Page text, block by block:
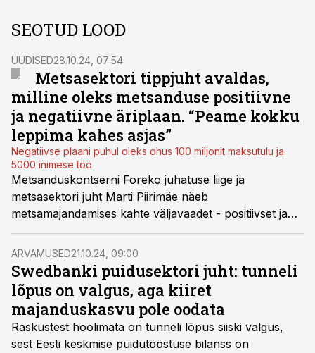
SEOTUD LOOD
UUDISED28.10.24, 07:54
Metsasektori tippjuht avaldas,
milline oleks metsanduse positiivne
ja negatiivne äriplaan. “Peame kokku
leppima kahes asjas”
Negatiivse plaani puhul oleks ohus 100 miljonit maksutulu ja
5000 inimese töö
Metsanduskontserni Foreko juhatuse liige ja
metsasektori juht Marti Piirimäe näeb
metsamajandamises kahte väljavaadet - positiivset ja
negatiivset. Positiivse väljavaate puhul peaksime kokku
leppima kahes lihtsas asjas, märkis metsandusekspert.
ARVAMUSED21.10.24, 09:00
Swedbanki puidusektori juht: tunneli
lõpus on valgus, aga kiiret
majanduskasvu pole oodata
Raskustest hoolimata on tunneli lõpus siiski valgus,
sest Eesti keskmise puidutööstuse bilanss on